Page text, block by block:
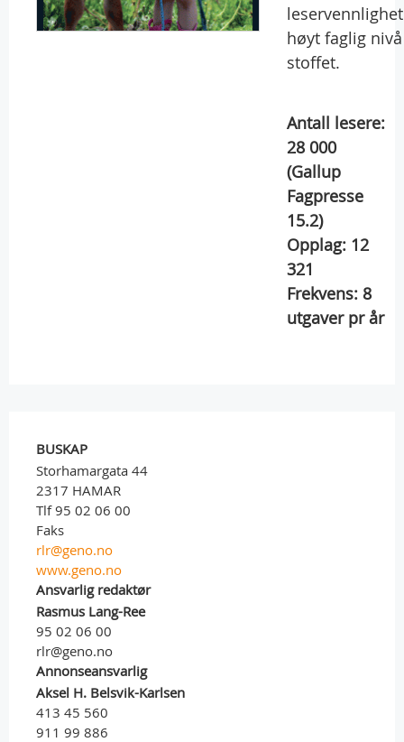
høyt faglig
stoffet.
Antall lesere:
28 000
(Gallup
Fagpresse
15.2)
Opplag: 12
321
Frekvens: 8
utgaver pr år
BUSKAP
Storhamargata 44
2317 HAMAR
Tlf 95 02 06 00
Faks
rlr@geno.no
www.geno.no
Ansvarlig redaktør
Rasmus Lang-Ree
95 02 06 00
rlr@geno.no
Annonseansvarlig
Aksel H. Belsvik-Karlsen
413 45 560
911 99 886